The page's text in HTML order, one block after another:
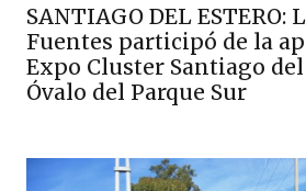
SANTIAGO DEL
Fuentes participó de la
Expo Cluster Santiago
Óvalo del Parque Sur